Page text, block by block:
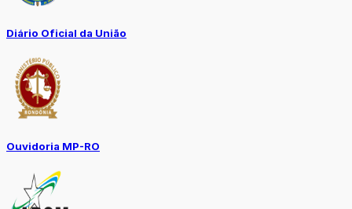
Diário Oficial da União
Ouvidoria MP-RO